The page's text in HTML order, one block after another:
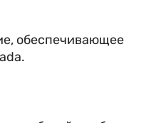
обеспечивающее